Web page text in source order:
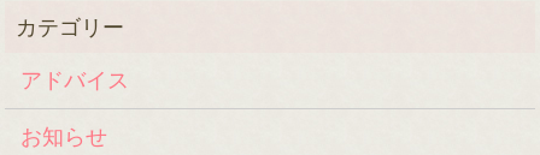
アドバイス
お知らせ